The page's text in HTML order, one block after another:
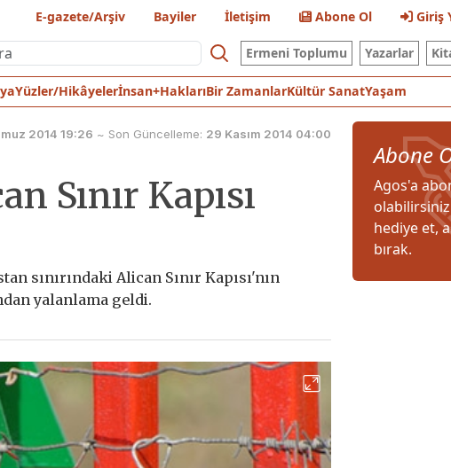
E-gazete/Arşiv Bayiler İletişim Abone Ol Giriş
Ermeni Toplumu Yazarlar
Yüzler/Hikâyelerİnsan+HaklarıBir ZamanlarKültür SanatYaşam
2014 19:26 ~ Son Güncelleme: 29 Kasım 2014 04:00
Sınır Kapısı
sınırındaki Alican Sınır Kapısı'nın
yalanlama geldi.
Abone
Agos'a
hediye et,
bırak.